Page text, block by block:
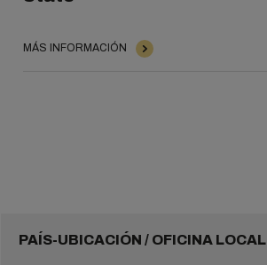
MÁS INFORMACIÓN
PAÍS-UBICACIÓN / OFICINA LOCAL